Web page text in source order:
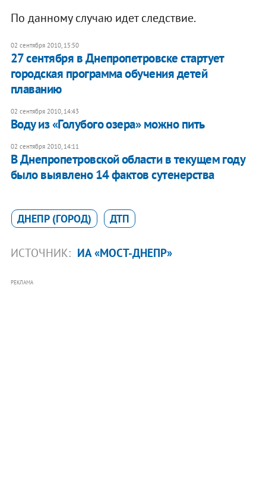
По данному случаю идет следствие.
02 сентября 2010, 15:50
27 сентября в Днепропетровске стартует
городская программа обучения детей
плаванию
02 сентября 2010, 14:43
Воду из «Голубого озера» можно пить
02 сентября 2010, 14:11
В Днепропетровской области в текущем году
было выявлено 14 фактов сутенерства
ДНЕПР (ГОРОД) ДТП
ИСТОЧНИК: ИА «МОСТ-ДНЕПР»
РЕКЛАМА